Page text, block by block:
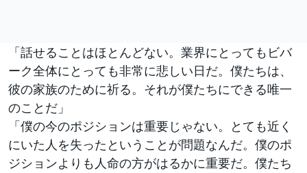
「話せることはほとんどない。業界にとってもビバ
ーク全体にとっても非常に悲しい日だ。僕たちは、
彼の家族のために祈る。それが僕たちにできる唯一
のことだ」
「僕の今のポジションは重要じゃない。とても近く
にいた人を失ったということが問題なんだ。僕のポ
ジションよりも人命の方がはるかに重要だ。僕たち